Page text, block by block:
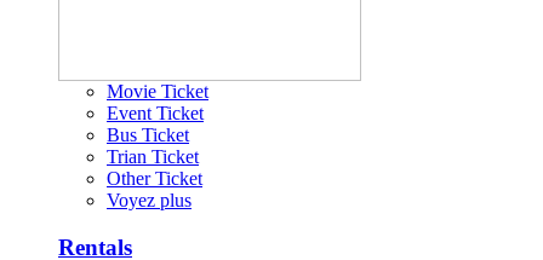
Movie Ticket
Event Ticket
Bus Ticket
Trian Ticket
Other Ticket
Voyez plus
Rentals